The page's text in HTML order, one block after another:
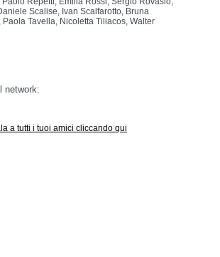
Scalise, Ivan Scalfarotto, Bruna
Tavella, Nicoletta Tiliacos, Walter
network:
a tutti i tuoi amici cliccando qui